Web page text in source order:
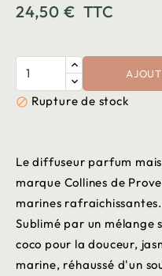
24,50 € TTC
 Rupture de stock
Le diffuseur parfum
marque Collines de
marines rafraichissantes.
Sublimé par un mélange
coco pour la douceur,
marine, réhaussé d'un